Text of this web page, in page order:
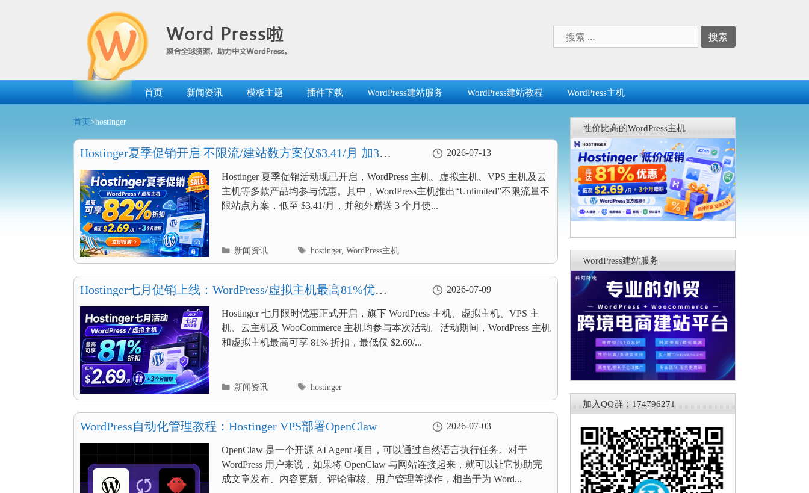
索：
首页 新闻资讯 模板主题 插件下载 WordPress建站服务 WordPress建站教程 WordPress主机
首页 >hostinger
Hostinger夏季促销开启 不限流/建站数方案仅$3.41/月 加3个
月赠期
2026-07-13
Hostinger 夏季促销活动现已开启，WordPress 主机、虚拟主机、VPS 主机及云
主机等多款产品均参与优惠。其中，WordPress主机推出“Unlimited”不限流量不
限站点方案，低至 $3.41/月，并额外赠送 3 个月使...
分
类
目
录
新闻资讯
标
签
hostinger,WordPress主机
Hostinger七月促销上线：WordPress/虚拟主机最高81%优惠
低至$2.69/月送3个月
2026-07-09
Hostinger 七月限时优惠正式开启，旗下 WordPress 主机、虚拟主机、VPS 主
机、云主机及 WooCommerce 主机均参与本次活动。活动期间，WordPress 主机
和虚拟主机最高可享 81% 折扣，最低仅 $2.69/...
分
类
目
录
新闻资讯
标
签
hostinger
WordPress自动化管理教程：Hostinger VPS部署OpenClaw 2026-07-03
OpenClaw 是一个开源 AI Agent 项目，可以通过自然语言执行任务。对于
WordPress 用户来说，如果将 OpenClaw 与网站连接起来，就可以让它协助完
成文章发布、内容更新、评论审核、用户管理等操作，相当于为 Word...
性价比高的WordPress主机
WordPress建站服务
加入QQ群：174796271